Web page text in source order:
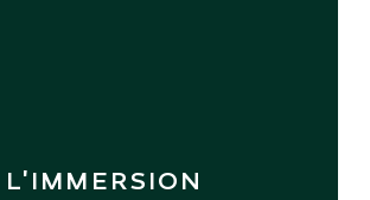
L'IMMERSION